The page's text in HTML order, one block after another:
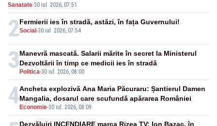
Sanatate·30 iul. 2026, 07:51
2Social -30 iul. 2026, 07:54
Fermierii ies în stradă, astăzi, în fața Guvernului!
3 Politica-30 iul. 2026, 08:00
Manevră mascată. Salarii mărite în secret la Ministerul
Dezvoltării în timp ce medicii ies în stradă
4 Economie-30 iul. 2026, 08:09
Ancheta explozivă Ana Maria Păcuraru: Șantierul Damen
Mangalia, dosarul care scufundă apărarea României
Dezvăluiri INCENDIARE marca Rizea TV: Ion Bazac, în